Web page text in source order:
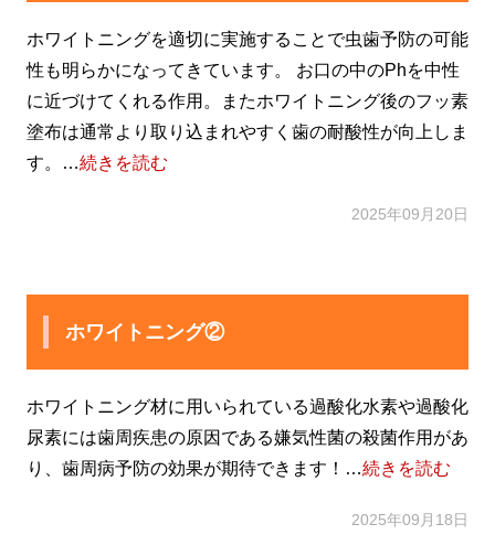
ホワイトニングを適切に実施することで虫歯予防の可能
性も明らかになってきています。 お口の中のPhを中性
に近づけてくれる作用。またホワイトニング後のフッ素
塗布は通常より取り込まれやすく歯の耐酸性が向上しま
す。…続きを読む
2025年09月20日
ホワイトニング②
ホワイトニング材に用いられている過酸化水素や過酸化
尿素には歯周疾患の原因である嫌気性菌の殺菌作用があ
り、歯周病予防の効果が期待できます！…続きを読む
2025年09月18日